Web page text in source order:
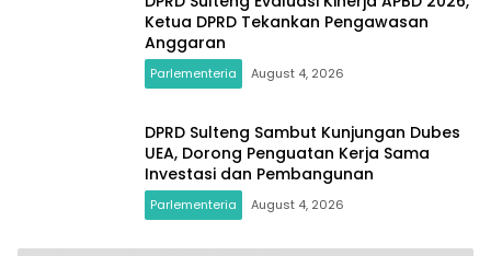
Ketua DPRD Tekankan Pengawasan
Anggaran
Parlementeria August 4, 2026
DPRD Sulteng Sambut Kunjungan Dubes
UEA, Dorong Penguatan Kerja Sama
Investasi dan Pembangunan
Parlementeria August 4, 2026